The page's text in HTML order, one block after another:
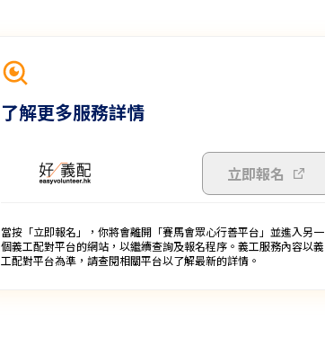
了解更多服務詳情
立即報名
當按「立即報名」，你將會離開「賽馬會眾心行善平台」並進入另一
個義工配對平台的網站，以繼續查詢及報名程序。義工服務內容以義
工配對平台為準，請查閱相關平台以了解最新的詳情。